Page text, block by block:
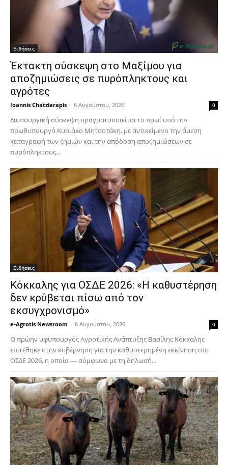
Ειδήσεις
Έκτακτη σύσκεψη στο Μαξίμου για
αποζημιώσεις σε πυρόπληκτους και
αγρότες
Ioannis Chatziarapis - 6 Αυγούστου, 2026 0
Διυπουργική σύσκεψη πραγματοποιείται το πρωί υπό τον
πρωθυπουργό Κυριάκο Μητσοτάκη, με αντικείμενο την άμεση
καταγραφή των ζημιών και την απόδοση αποζημιώσεων σε
πυρόπληκτους...
Ειδήσεις
Κόκκαλης για ΟΣΔΕ 2026: «Η καθυστέρηση
δεν κρύβεται πίσω από τον
εκσυγχρονισμό»
e-Agrotis Newsroom - 6 Αυγούστου, 2026 0
Ο πρώην υφυπουργός Αγροτικής Ανάπτυξης Βασίλης Κόκκαλης
επιτέθηκε στην κυβέρνηση για την καθυστερημένη εκκίνηση του
ΟΣΔΕ 2026, η οποία — σύμφωνα με τη δήλωσή...